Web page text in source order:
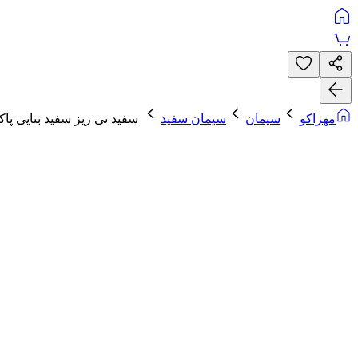
مهراکو سیمان سیمان سفید سفید نی ریز سفید بنایی